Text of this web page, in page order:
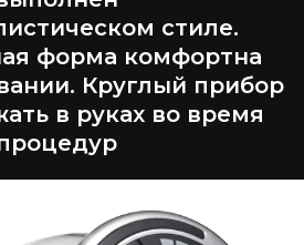
стиле.
форма комфортна
Круглый прибор
в руках во время